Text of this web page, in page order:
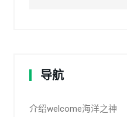
导航
介绍welcome海洋之神